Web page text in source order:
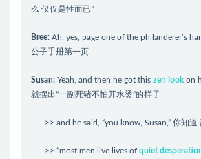
么 仅仅是性而已”
Bree: Ah, yes, page one of the philanderer’s
公子手册第一页
Susan: Yeah, and then he got this zen look on
就摆出“一副死猪不怕开水烫”的样子
——>> and he said, “you know, Susan,” 你知道
——>> “most men live lives of quiet